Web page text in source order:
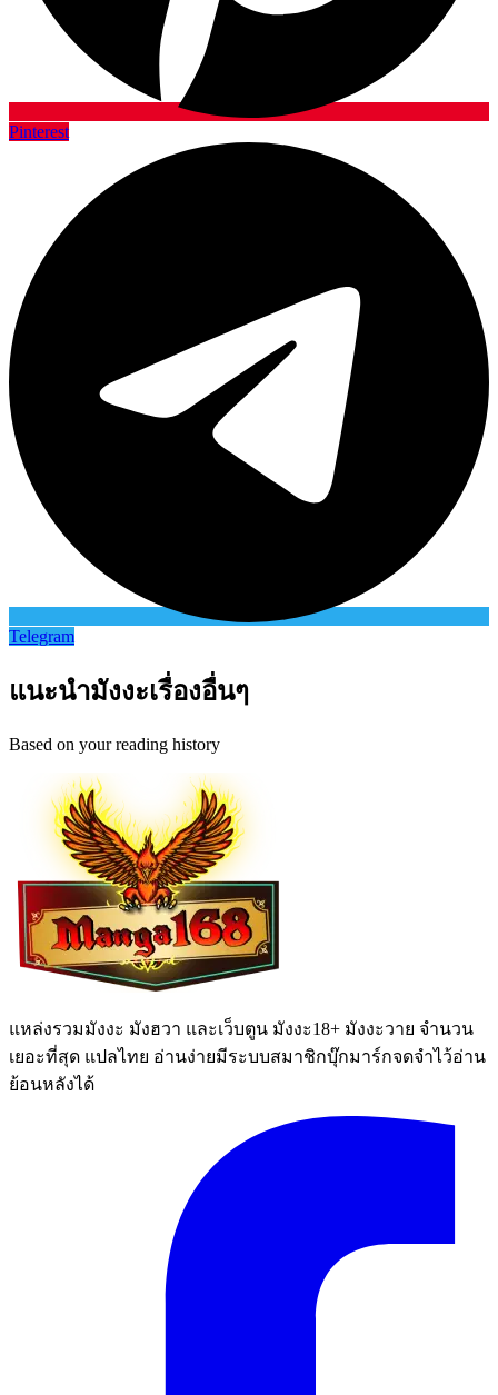
Pinterest
Telegram
แนะนำมังงะเรื่องอื่นๆ
Based on your reading history
แหล่งรวมมังงะ มังฮวา และเว็บตูน มังงะ18+ มังงะวาย จำนวน
เยอะที่สุด แปลไทย อ่านง่ายมีระบบสมาชิกบุ๊กมาร์กจดจำไว้อ่าน
ย้อนหลังได้